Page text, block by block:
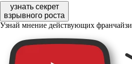
узнать секрет
взрывного роста
Узнай мнение действующих франчайзи